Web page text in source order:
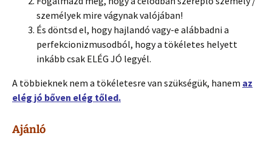
személyek mire vágynak valójában!
És döntsd el, hogy hajlandó vagy-e alábbadni a
perfekcionizmusodból, hogy a tökéletes helyett
inkább csak ELÉG JÓ legyél.
A többieknek nem a tökéletesre van szükségük, hanem az
elég jó bőven elég tőled.
Ajánló